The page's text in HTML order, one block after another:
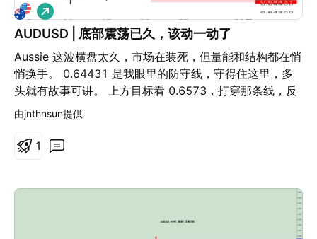
AUDUSD | 底部震荡已久，该动一动了
Aussie 这波横盘太久，市场在装死，但量能和结构都在悄
悄换手。 0.64431 是我眼里的防守线，守得住这里，多
头就有故事可讲。 上方目标看 0.6573，打穿那条线，反
弹节奏就成型了。 不追高，不赌顶，只做市场该给的那一
段。 现在的 AUDUSD，有点像一头蹲太久准备爆发的小
兽。 耐心点，它一旦动起来，速度会比你想的快。
做
多
由jnthnsun提供
1